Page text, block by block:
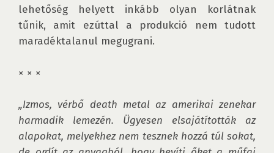
lehetőség helyett inkább olyan korlátnak
tűnik, amit ezúttal a produkció nem tudott
maradéktalanul megugrani.
× × ×
„Izmos, vérbő death metal az amerikai zenekar
harmadik lemezén. Ügyesen elsajátították az
alapokat, melyekhez nem tesznek hozzá túl sokat,